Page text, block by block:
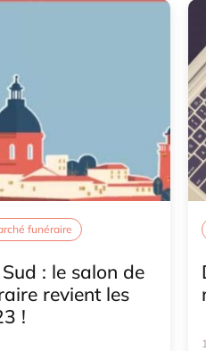
funéraire
: le salon de
revient les
!